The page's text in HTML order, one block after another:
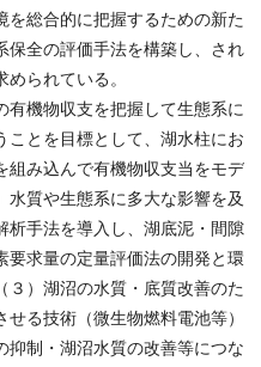
を総合的に把握するための新た
保全の評価手法を構築し、され
られている。
機物収支を把握して生態系に
ことを目標として、湖水柱にお
組み込んで有機物収支当をモデ
水質や生態系に多大な影響を及
析手法を導入し、湖底泥・間隙
要求量の定量評価法の開発と環
３）湖沼の水質・底質改善のた
る技術（微生物燃料電池等）
抑制・湖沼水質の改善等につな